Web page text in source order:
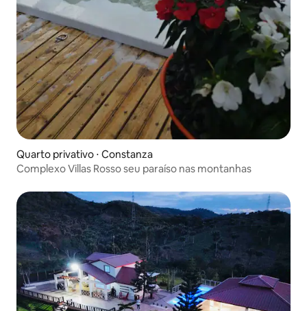
Quarto privativo ⋅ Constanza
Complexo Villas Rosso seu paraíso nas montanhas